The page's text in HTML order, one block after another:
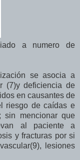
a numero de
se asocia a
(7)y deficiencia de
en causantes de
riesgo de caídas e
sin mencionar que
al paciente a
y fracturas por si
lesiones